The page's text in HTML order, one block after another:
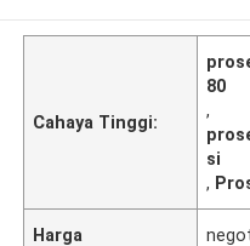
Cahaya Tinggi:
80
,
si
,
Harga